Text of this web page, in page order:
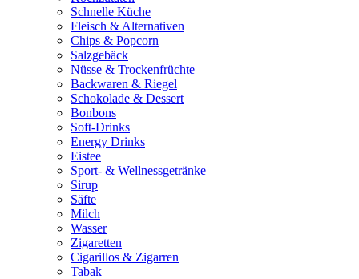
Schnelle Küche
Fleisch & Alternativen
Chips & Popcorn
Salzgebäck
Nüsse & Trockenfrüchte
Backwaren & Riegel
Schokolade & Dessert
Bonbons
Soft-Drinks
Energy Drinks
Eistee
Sport- & Wellnessgetränke
Sirup
Säfte
Milch
Wasser
Zigaretten
Cigarillos & Zigarren
Tabak